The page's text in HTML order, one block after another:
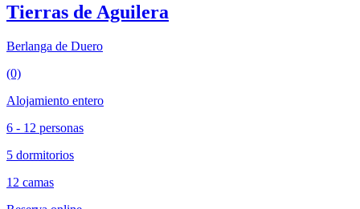
Tierras de Aguilera
Berlanga de Duero
(0)
Alojamiento entero
6 - 12 personas
5 dormitorios
12 camas